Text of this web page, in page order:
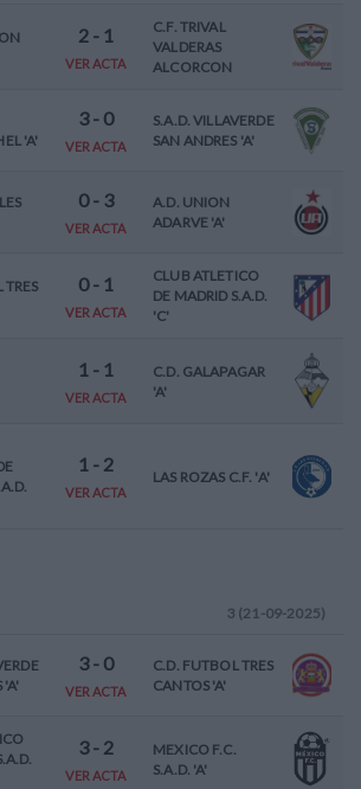
2- 1
VER ACTA
C.F. TRIVAL
VALDERAS
ALCORCON
'A'
3- 0
VER ACTA
S.A.D. VILLAVERDE
SAN ANDRES 'A'
0- 3
VER ACTA
A.D. UNION
ADARVE 'A'
0- 1
VER ACTA
CLUB ATLETICO
DE MADRID S.A.D.
'C'
1 - 1
VER ACTA
C.D. GALAPAGAR
'A'
1- 2
VER ACTA
LAS ROZAS C.F. 'A'
3 (21-09-2025)
'A'
3- 0
VER ACTA
C.D. FUTBOL TRES
CANTOS 'A'
3- 2
VER ACTA
MEXICO F.C.
S.A.D. 'A'